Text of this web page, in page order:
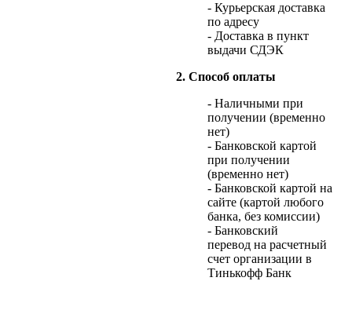
- Курьерская доставка
по адресу
- Доставка в пункт
выдачи СДЭК
2. Способ оплаты
- Наличными при
получении (временно
нет)
- Банковской картой
при получении
(временно нет)
- Банковской картой на
сайте (картой любого
банка, без комиссии)
- Банковский
перевод на расчетный
счет организации в
Тинькофф Банк